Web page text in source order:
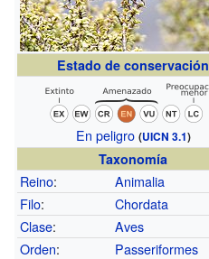
Estado de conservación
En peligro (UICN 3.1)
Taxonomía
Reino:
Animalia
Filo:
Chordata
Clase:
Aves
Orden:
Passeriformes